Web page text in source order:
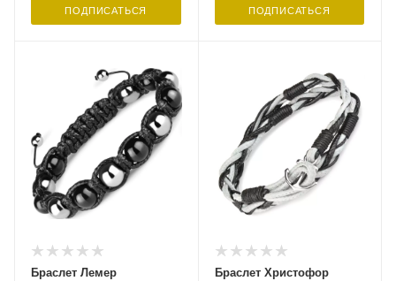
ПОДПИСАТЬСЯ ПОДПИСАТЬСЯ
Браслет Лемер
Браслет Христофор